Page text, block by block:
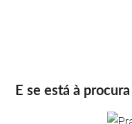
E se está à